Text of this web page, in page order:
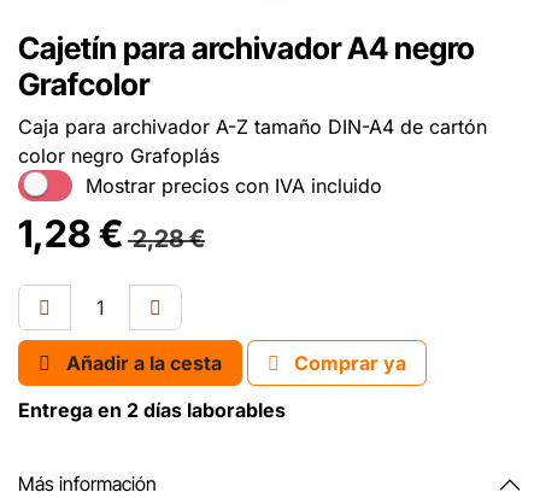
Cajetín para archivador A4 negro
Grafcolor
Caja para archivador A-Z tamaño DIN-A4 de cartón
color negro Grafoplás
Mostrar precios con IVA incluido
1,28€ 2,28€
Añadir a la cesta
Comprar ya
Entrega en 2 días laborables
Más información